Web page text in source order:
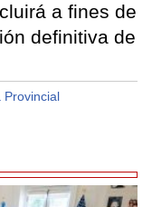
a fines de
definitiva de
Provincial